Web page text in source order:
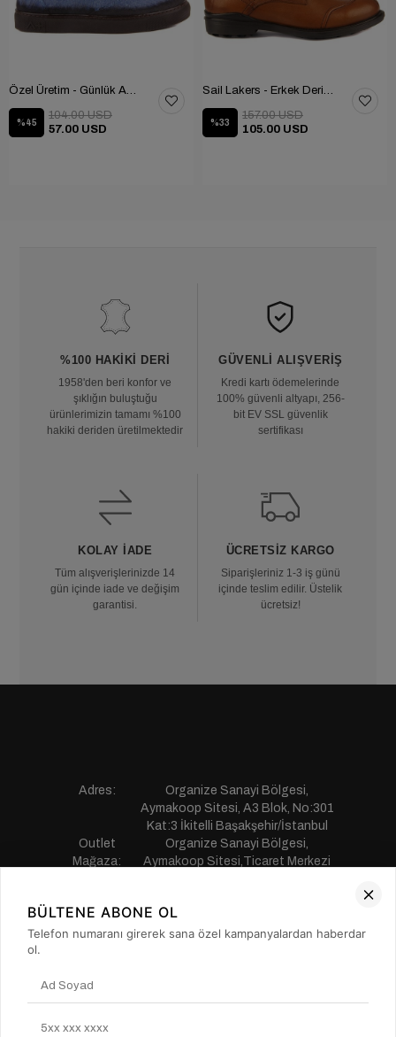
Özel Üretim - Günlük Ayakkabı 101-2630-11473
%45
57.00 USD
104.00 USD
Sail Lakers - Erkek Deri Bot 102-1599-1458
%33
105.00 USD
157.00 USD
%100 HAKIKI DERI
1958'den beri konfor ve
şıklığın buluştuğu
ürünlerimizin tamamı %100
hakiki deriden üretilmektedir
GÜVENLI ALIŞVERIŞ
Kredi kartı ödemelerinde
100% güvenli altyapı, 256-
bit EV SSL güvenlik
sertifikası
KOLAY İADE
Tüm alışverişlerinizde 14
gün içinde iade ve değişim
garantisi.
ÜCRETSIZ KARGO
Siparişleriniz 1-3 iş günü
içinde teslim edilir. Üstelik
ücretsiz!
Adres:
Organize Sanayi Bölgesi,
Aymakoop Sitesi, A3 Blok, No:301
Kat:3 İkitelli Başakşehir/İstanbul
Outlet
Mağaza:
Organize Sanayi Bölgesi,
Aymakoop Sitesi,Ticaret Merkezi
Telefon:
0850 441 55 77
E-mail:
musterihizmetleri@saillakers.com.tr
MÜŞTERİ HİZMETLERİ
BÜLTENE ABONE OL
Telefon numaranı girerek sana özel kampanyalardan haberdar
ol.